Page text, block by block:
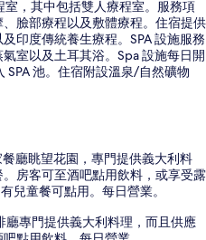
室，其中包括雙人療程室。服務項
臉部療程以及敷體療程。住宿提供
印度傳統養生療程。SPA 設施服務
室以及土耳其浴。Spa 設施每日開
SPA 池。住宿附設溫泉/自然礦物
廳眺望花園，專門提供義大利料
房客可至酒吧點用飲料，或享受露
兒童餐可點用。每日營業。
廳專門提供義大利料理，而且供應